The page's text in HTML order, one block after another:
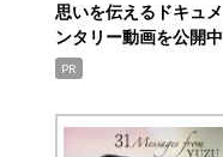
思いを伝えるドキュメ
ンタリー動画を公開中
PR